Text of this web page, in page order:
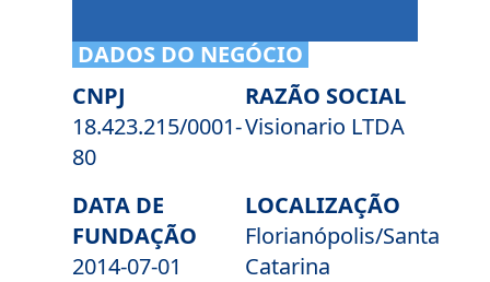
DADOS DO NEGÓCIO
CNPJ
18.423.215/0001-
80
RAZÃO SOCIAL
Visionario LTDA
DATA DE
FUNDAÇÃO
2014-07-01
LOCALIZAÇÃO
Florianópolis/Santa
Catarina